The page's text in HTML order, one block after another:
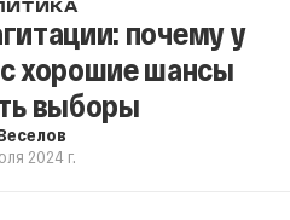
почему у
хорошие шансы
выборы
2024 г.